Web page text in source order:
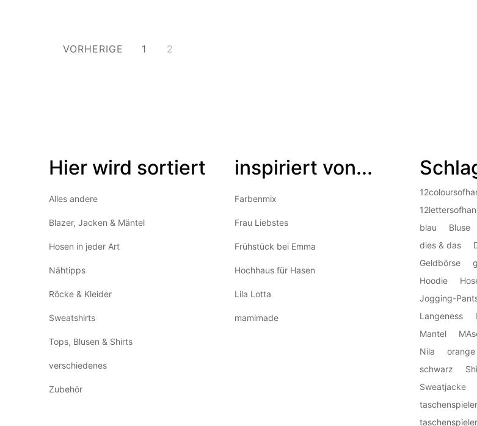
Beitragsnavigation
VORHERIGE 1 2
Hier wird sortiert
Alles andere
Blazer, Jacken & Mäntel
Hosen in jeder Art
Nähtipps
Röcke & Kleider
Sweatshirts
Tops, Blusen & Shirts
verschiedenes
Zubehör
inspiriert von...
Farbenmix
Frau Liebstes
Frühstück bei Emma
Hochhaus für Hasen
Lila Lotta
mamimade
blau
Bluse
dies & das
Geldbörse
Hoodie
Jogging-
Langeness
Mantel
Nila
orange
schwarz
Sweatjacke